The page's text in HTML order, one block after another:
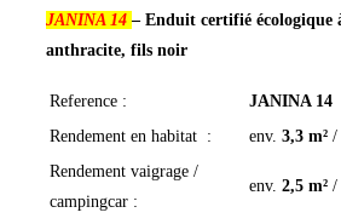
JANINA 14 – Enduit certifié écologique
anthracite, fils noir
Reference :
JANINA 14
Rendement en habitat :
env. 3,3 m² /
Rendement vaigrage /
campingcar :
env. 2,5 m² /